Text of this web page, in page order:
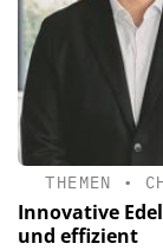
THEMEN •
Innovative
und effizient